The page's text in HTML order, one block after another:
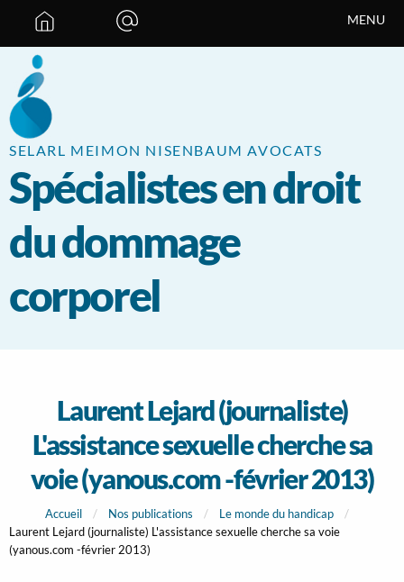
SELARL MEIMON NISENBAUM AVOCATS
Spécialistes en droit
du dommage
corporel
Laurent Lejard (journaliste)
L'assistance sexuelle cherche sa
voie (yanous.com -février 2013)
Accueil Nos publications
Le monde du handicap
Laurent Lejard (journaliste) L'assistance sexuelle cherche sa voie
(yanous.com -février 2013)
MENU
Panneau de gestion des cookies